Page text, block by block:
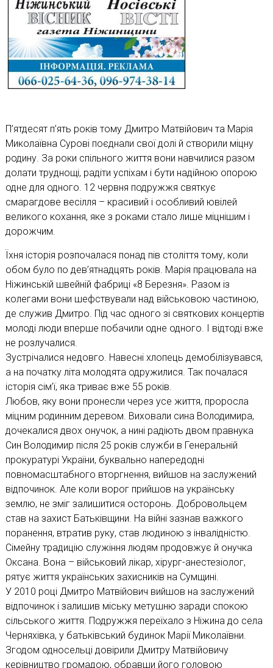
П’ятдесят п’ять років тому Дмитро Матвійович та Марія
Миколаївна Сурові поєднали свої долі й створили міцну
родину. За роки спільного життя вони навчилися разом
долати труднощі, радіти успіхам і бути надійною опорою
одне для одного. 12 червня подружжя святкує
смарагдове весілля – красивий і особливий ювілей
великого кохання, яке з роками стало лише міцнішим і
дорожчим.
Їхня історія розпочалася понад пів століття тому, коли
обом було по дев’ятнадцять років. Марія працювала на
Ніжинській швейній фабриці «8 Березня». Разом із
колегами вони шефствували над військовою частиною,
де служив Дмитро. Під час одного зі святкових концертів
молоді люди вперше побачили одне одного. І відтоді вже
не розлучалися.
Зустрічалися недовго. Навесні хлопець демобілізувався,
а на початку літа молодята одружилися. Так почалася
історія сім’ї, яка триває вже 55 років.
Любов, яку вони пронесли через усе життя, проросла
міцним родинним деревом. Виховали сина Володимира,
дочекалися двох онучок, а нині радіють двом правнука
Син Володимир після 25 років служби в Генеральній
прокуратурі України, буквально напередодні
повномасштабного вторгнення, вийшов на заслужений
відпочинок. Але коли ворог прийшов на українську
землю, не зміг залишитися осторонь. Добровольцем
став на захист Батьківщини. На війні зазнав важкого
поранення, втратив руку, став людиною з інвалідністю.
Сімейну традицію служіння людям продовжує й онучка
Оксана. Вона – військовий лікар, хірург-анестезіолог,
рятує життя українських захисників на Сумщині.
У 2010 році Дмитро Матвійович вийшов на заслужений
відпочинок і залишив міську метушню заради спокою
сільського життя. Подружжя переїхало з Ніжина до села
Черняхівка, у батьківський будинок Марії Миколаївни.
Згодом односельці довірили Дмитру Матвійовичу
керівництво громадою, обравши його головою